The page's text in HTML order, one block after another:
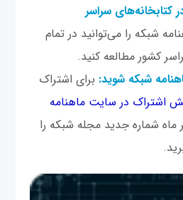
کتابخانه‌های سراسر
شبکه را می‌توانید در تمام
کشور مطالعه کنید.
شبکه شوید: برای اشتراک
اشتراک در سایت ماهنامه
ماه شماره جدید مجله شبکه را